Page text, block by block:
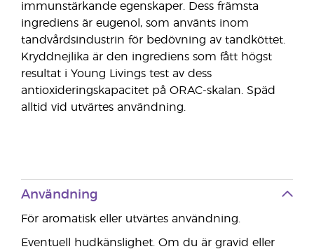
immunstärkande egenskaper. Dess främsta
ingrediens är eugenol, som använts inom
tandvårdsindustrin för bedövning av tandköttet.
Kryddnejlika är den ingrediens som fått högst
resultat i Young Livings test av dess
antioxideringskapacitet på ORAC-skalan. Späd
alltid vid utvärtes användning.
Användning
För aromatisk eller utvärtes användning.
Eventuell hudkänslighet. Om du är gravid eller